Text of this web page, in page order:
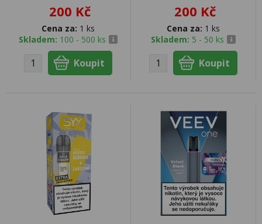
200 Kč
Cena za: 1 ks
Skladem: 100 - 500 ks
200 Kč
Cena za: 1 ks
Skladem: 5 - 50 ks